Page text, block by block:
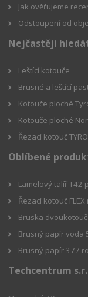
Jak ověřujeme
Odstoupení od
Nejčastěji
Leštící kotouče
Brusné a leštící
Kotouče ploché
Kotouče ploché
Řezací kotouč
Oblíbené
Lamelový talíř T42
Řezací kotouč
Bruska
Brusný papír voda
Brusný papír 377
Techcentrum